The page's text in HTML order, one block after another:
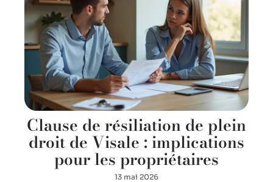
Clause de résiliation de plein
droit de Visale : implications
pour les propriétaires
13 mai 2026